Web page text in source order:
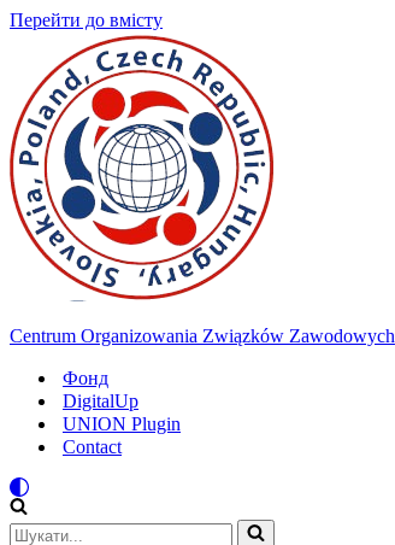
Перейти до вмісту
Centrum Organizowania Związków Zawodowych
Фонд
DigitalUp
UNION Plugin
Contact
Шукати...